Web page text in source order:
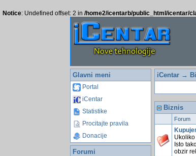
Notice: Undefined offset: 2 in /home2/icentarb/public_html/icentar/
Glavni meni
Portal
iCentar
Statistike
Procitajte pravila
Donacije
Forumi
iCentar→
Biznis
Forum
Isto
obzir